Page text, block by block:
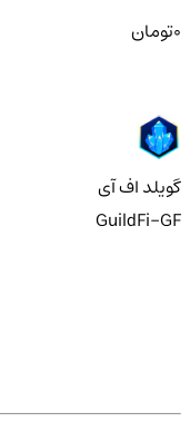
تومان
گویلد اف آی
GuildFi-GF